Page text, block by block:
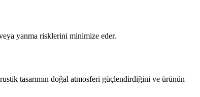
yanma risklerini minimize eder.
tasarımın doğal atmosferi güçlendirdiğini ve ürünün